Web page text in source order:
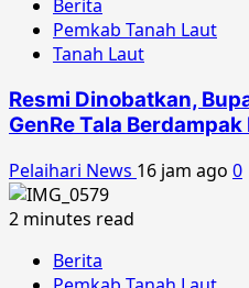
Berita
Pemkab Tanah Laut
Tanah Laut
Resmi Dinobatkan,
GenRe Tala Berdampak
Pelaihari News 16 jam ago 0
2 minutes read
Berita